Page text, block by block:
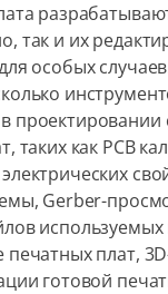
так и их
особых
проектировании
таких как PCB
Gerber-
используемых
печатных плат,
готовой